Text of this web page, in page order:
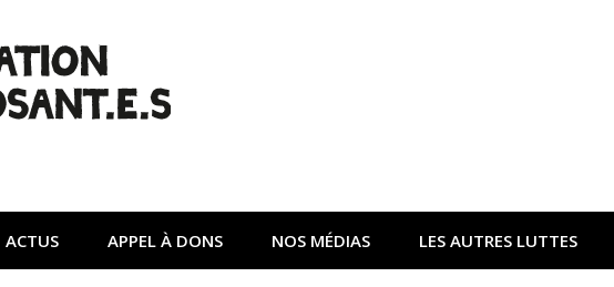
à l'A45
ACTUS APPEL À DONS NOS MÉDIAS LES AUTRES LUTTES